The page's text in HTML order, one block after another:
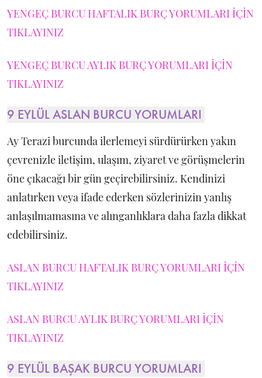
YENGEÇ BURCU HAFTALIK BURÇ YORUMLARI İÇİN
TIKLAYINIZ
YENGEÇ BURCU AYLIK BURÇ YORUMLARI İÇİN
TIKLAYINIZ
9 EYLÜL ASLAN BURCU YORUMLARI
Ay Terazi burcunda ilerlemeyi sürdürürken yakın
çevrenizle iletişim, ulaşım, ziyaret ve görüşmelerin
öne çıkacağı bir gün geçirebilirsiniz. Kendinizi
anlatırken veya ifade ederken sözlerinizin yanlış
anlaşılmamasına ve alınganlıklara daha fazla dikkat
edebilirsiniz.
ASLAN BURCU HAFTALIK BURÇ YORUMLARI İÇİN
TIKLAYINIZ
ASLAN BURCU AYLIK BURÇ YORUMLARI İÇİN
TIKLAYINIZ
9 EYLÜL BAŞAK BURCU YORUMLARI